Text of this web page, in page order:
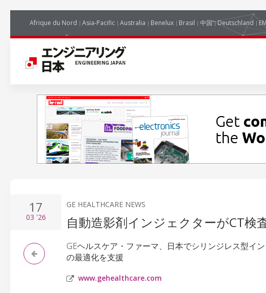
Afrique du Nord Asia-Pacific Australia Benelux Brasil 中国 Deutschland
17
03 '26
GE HEALTHCARE NEWS
自動造影剤インジェクターがCT検
GEヘルスケア・ファーマ、日本でシリンジレス型イ
の最適化を支援
www.gehealthcare.com